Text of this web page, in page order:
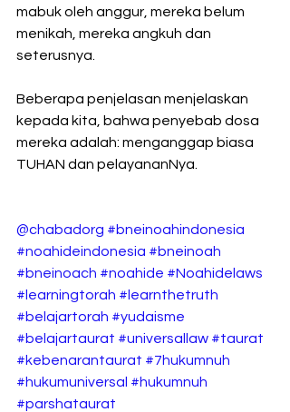
mabuk oleh anggur, mereka belum
menikah, mereka angkuh dan
seterusnya.
Beberapa penjelasan menjelaskan
kepada kita, bahwa penyebab dosa
mereka adalah: menganggap biasa
TUHAN dan pelayananNya.
@chabadorg #bneinoahindonesia
#noahideindonesia #bneinoah
#bneinoach #noahide #Noahidelaws
#learningtorah #learnthetruth
#belajartorah #yudaisme
#belajartaurat #universallaw #taurat
#kebenarantaurat #7hukumnuh
#hukumuniversal #hukumnuh
#parshataurat